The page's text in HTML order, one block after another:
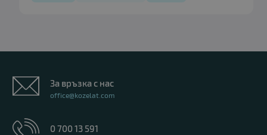
За връзка с нас
office@kozelat.com
0 700 13 591